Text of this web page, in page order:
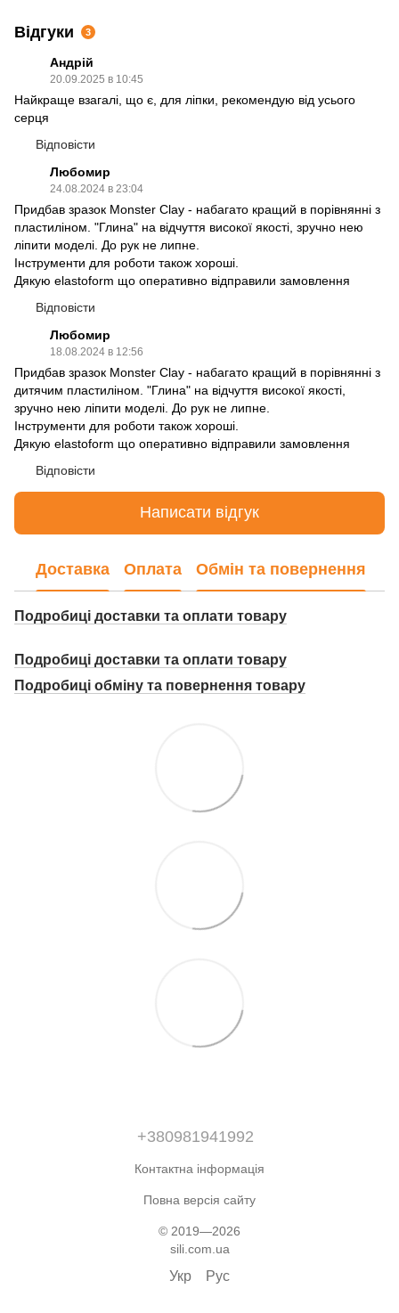
Відгуки 3
Андрій
20.09.2025 в 10:45
Найкраще взагалі, що є, для ліпки, рекомендую від усього
серця
Відповісти
Любомир
24.08.2024 в 23:04
Придбав зразок Monster Clay - набагато кращий в порівнянні з
пластиліном. "Глина" на відчуття високої якості, зручно нею
ліпити моделі. До рук не липне.
Інструменти для роботи також хороші.
Дякую elastoform що оперативно відправили замовлення
Відповісти
Любомир
18.08.2024 в 12:56
Придбав зразок Monster Clay - набагато кращий в порівнянні з
дитячим пластиліном. "Глина" на відчуття високої якості,
зручно нею ліпити моделі. До рук не липне.
Інструменти для роботи також хороші.
Дякую elastoform що оперативно відправили замовлення
Відповісти
Написати відгук
Доставка Оплата Обмін та повернення
Подробиці доставки та оплати товару
Подробиці доставки та оплати товару
Подробиці обміну та повернення товару
+380981941992
Контактна інформація
Повна версія сайту
© 2019—2026
sili.com.ua
Укр Рус